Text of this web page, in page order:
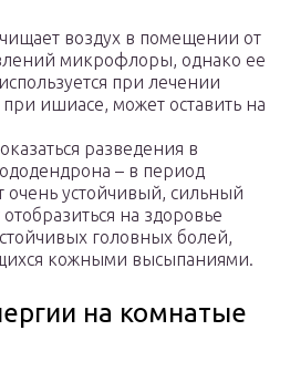
воздух в помещении от
микрофлоры, однако ее
при лечении
ишиасе, может оставить на
разведения в
– в период
очень устойчивый, сильный
на здоровье
головных болей,
кожными высыпаниями.
на комнатые